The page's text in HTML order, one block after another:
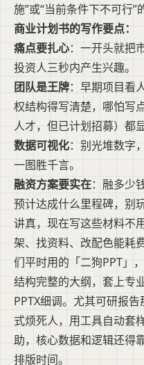
施”或“当前条件下不可行”
商业计划书的写作要点：
痛点要扎心：一开头就把
投资人三秒内产生兴趣。
团队是王牌：早期项目看
权结构得写清楚，哪怕写
人才，但已计划招募）都
数据可视化：别光堆数字
一图胜千言。
融资方案要实在：融多少
预计达成什么里程碑，别
讲真，现在写这些材料不
架、找资料、改配色能耗
们平时用的「二狗PPT」
结构完整的大纲，套上专
PPTX细调。尤其可研报
式烦死人，用工具自动套
助，核心数据和逻辑还得
排版时间。